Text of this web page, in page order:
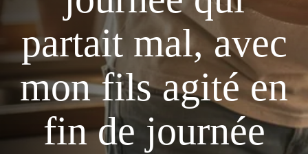
partait mal, avec
mon fils agité en
fin de journée